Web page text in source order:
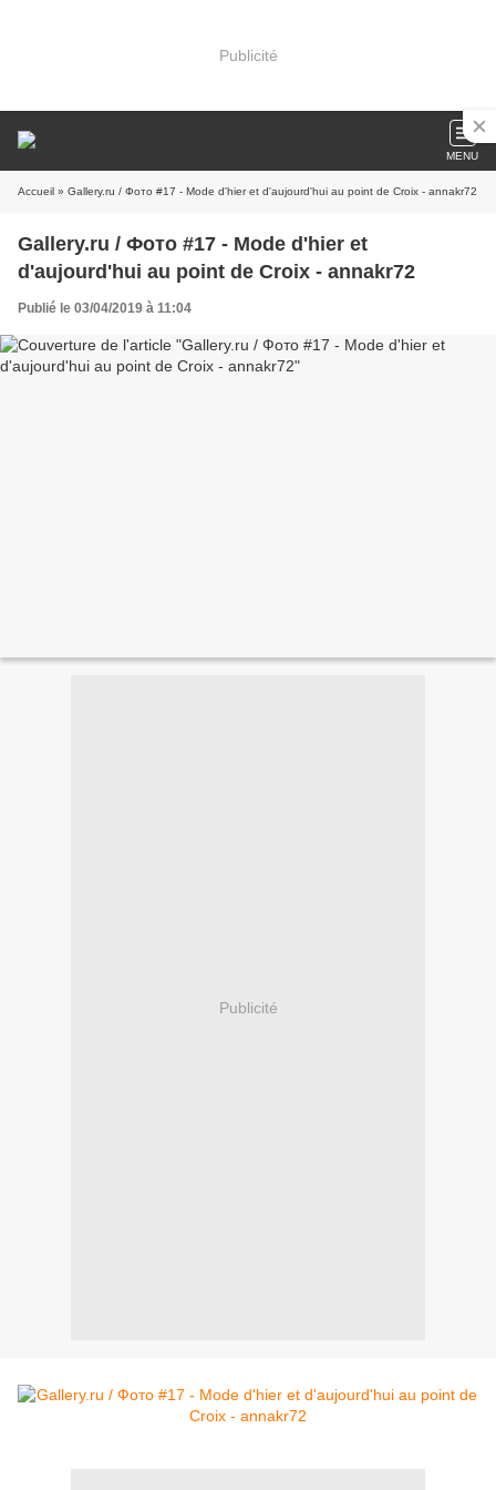
Publicité
MENU
Accueil » Gallery.ru / Фото #17 - Mode d'hier et d'aujourd'hui au point de Croix - annakr72
Gallery.ru / Фото #17 - Mode d'hier et
d'aujourd'hui au point de Croix - annakr72
Publié le 03/04/2019 à 11:04
Publicité